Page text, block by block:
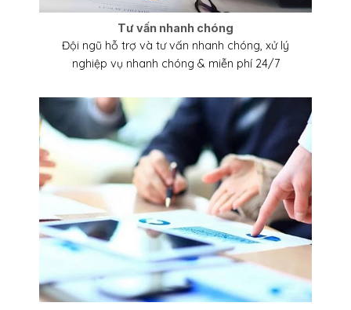
Tư vấn nhanh chóng
Đội ngũ hỗ trợ và tư vấn nhanh chóng, xử lý
nghiệp vụ nhanh chóng & miễn phí 24/7